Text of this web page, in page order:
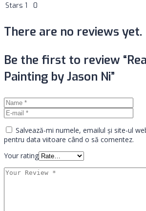
Stars 1
0
There are no reviews yet.
Be the first to review
Painting by Jason Ni”
Salvează-mi numele, emailul și site-ul
pentru data viitoare când o să comentez.
Your rating